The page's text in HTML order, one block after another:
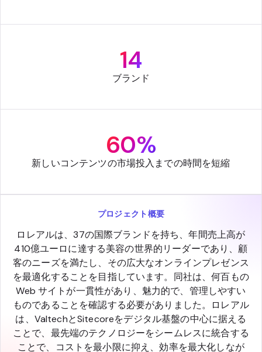
14
ブランド
60%
新しいコンテンツの市場投入までの時間を短縮
プロジェクト概要
ロレアルは、37の国際ブランドを持ち、年間売上高が
410億ユーロに達する美容の世界的リーダーであり、顧
客のニーズを満たし、その広大なオンラインプレゼンス
を最適化することを目指しています。同社は、何百もの
Web サイトが一貫性があり、魅力的で、管理しやすい
ものであることを確認する必要がありました。ロレアル
は、ValtechとSitecoreをデジタル基盤の中心に据える
ことで、最先端のテクノロジーをシームレスに統合する
ことで、コストを最小限に抑え、効率を最大化しなが